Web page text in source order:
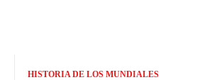
HISTORIA DE LOS MUNDIALES